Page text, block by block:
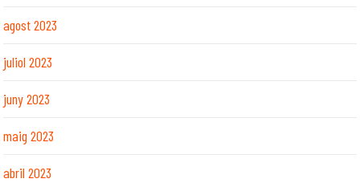
agost 2023
juliol 2023
juny 2023
maig 2023
abril 2023